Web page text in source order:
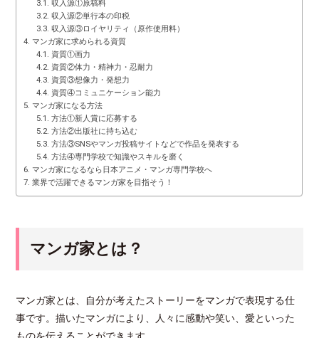
収入源①原稿料
収入源②単行本の印税
収入源③ロイヤリティ（原作使用料）
マンガ家に求められる資質
資質①画力
資質②体力・精神力・忍耐力
資質③想像力・発想力
資質④コミュニケーション能力
マンガ家になる方法
方法①新人賞に応募する
方法②出版社に持ち込む
方法③SNSやマンガ投稿サイトなどで作品を発表する
方法④専門学校で知識やスキルを磨く
マンガ家になるなら日本アニメ・マンガ専門学校へ
業界で活躍できるマンガ家を目指そう！
マンガ家とは？
マンガ家とは、自分が考えたストーリーをマンガで表現する仕
事です。描いたマンガにより、人々に感動や笑い、愛といった